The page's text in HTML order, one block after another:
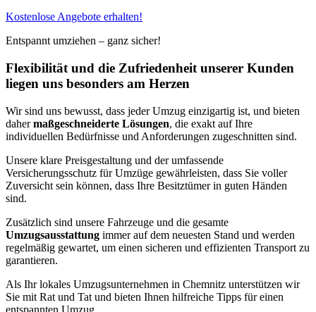
Kostenlose Angebote erhalten!
Entspannt umziehen – ganz sicher!
Flexibilität und die Zufriedenheit unserer Kunden
liegen uns besonders am Herzen
Wir sind uns bewusst, dass jeder Umzug einzigartig ist, und bieten
dahermaßgeschneiderte Lösungen, die exakt auf Ihre
individuellen Bedürfnisse und Anforderungen zugeschnitten sind.
Unsere klare Preisgestaltung und der umfassende
Versicherungsschutz für Umzüge gewährleisten, dass Sie voller
Zuversicht sein können, dass Ihre Besitztümer in guten Händen
sind.
Zusätzlich sind unsere Fahrzeuge und die gesamte
Umzugsausstattung immer auf dem neuesten Stand und werden
regelmäßig gewartet, um einen sicheren und effizienten Transport zu
garantieren.
Als Ihr lokales Umzugsunternehmen in Chemnitz unterstützen wir
Sie mit Rat und Tat und bieten Ihnen hilfreiche Tipps für einen
entspannten Umzug.